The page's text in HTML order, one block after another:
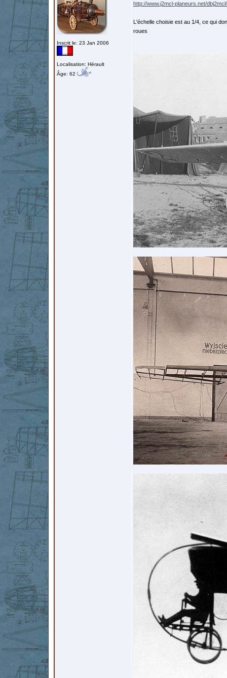
Inscrit le: 23 Jan 2006
Localisation: Hérault
Âge: 62
http://www.j2mcl-planeurs.net/
L'échelle choisie est au 1/4, ce qui
roues